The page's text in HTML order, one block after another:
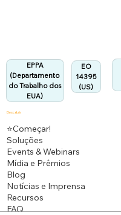
EO
14395
(US)
EPPA
(Departamento
do Trabalho dos
EUA)
Descobrir
⭐Começar!
Soluções
Events & Webinars
Mídia e Prêmios
Blog
Notícias e Imprensa
Recursos
FAQ